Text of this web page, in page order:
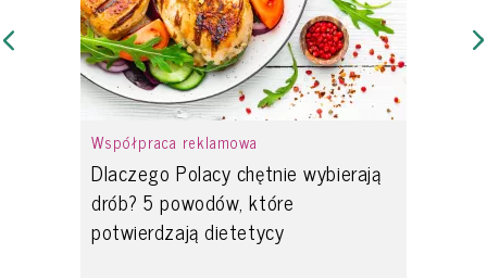
Współpraca reklamowa
Dlaczego Polacy chętnie wybierają
drób? 5 powodów, które
potwierdzają dietetycy